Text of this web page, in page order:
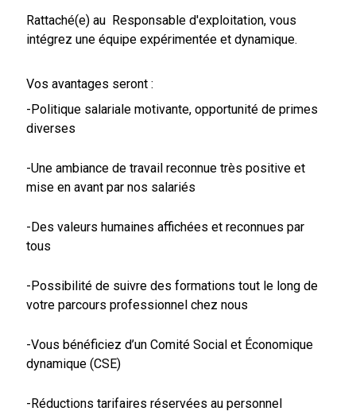
Rattaché(e) au Responsable d'exploitation, vous
intégrez une équipe expérimentée et dynamique.
Vos avantages seront :
-Politique salariale motivante, opportunité de primes
diverses
-Une ambiance de travail reconnue très positive et
mise en avant par nos salariés
-Des valeurs humaines affichées et reconnues par
tous
-Possibilité de suivre des formations tout le long de
votre parcours professionnel chez nous
-Vous bénéficiez d’un Comité Social et Économique
dynamique (CSE)
-Réductions tarifaires réservées au personnel